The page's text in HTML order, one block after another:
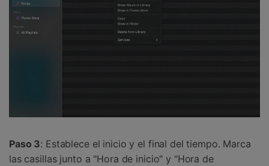
Paso 3: Establece el inicio y el final del tiempo. Marca
las casillas junto a "Hora de inicio" y "Hora de